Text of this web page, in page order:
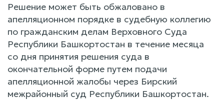
Решение может быть обжаловано в
апелляционном порядке в судебную коллегию
по гражданским делам Верховного Суда
Республики Башкортостан в течение месяца
со дня принятия решения суда в
окончательной форме путем подачи
апелляционной жалобы через Бирский
межрайонный суд Республики Башкортостан.